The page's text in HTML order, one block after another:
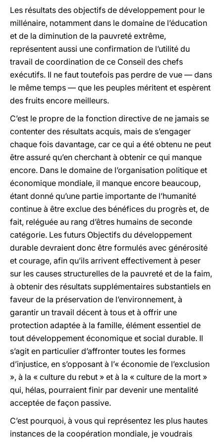
Les résultats des objectifs de développement pour le
millénaire, notamment dans le domaine de l’éducation
et de la diminution de la pauvreté extrême,
représentent aussi une confirmation de l’utilité du
travail de coordination de ce Conseil des chefs
exécutifs. Il ne faut toutefois pas perdre de vue — dans
le même temps — que les peuples méritent et espèrent
des fruits encore meilleurs.
C’est le propre de la fonction directive de ne jamais se
contenter des résultats acquis, mais de s’engager
chaque fois davantage, car ce qui a été obtenu ne peut
être assuré qu’en cherchant à obtenir ce qui manque
encore. Dans le domaine de l’organisation politique et
économique mondiale, il manque encore beaucoup,
étant donné qu’une partie importante de l’humanité
continue à être exclue des bénéfices du progrès et, de
fait, reléguée au rang d’êtres humains de seconde
catégorie. Les futurs Objectifs du développement
durable devraient donc être formulés avec générosité
et courage, afin qu’ils arrivent effectivement à peser
sur les causes structurelles de la pauvreté et de la faim,
à obtenir des résultats supplémentaires substantiels en
faveur de la préservation de l’environnement, à
garantir un travail décent à tous et à offrir une
protection adaptée à la famille, élément essentiel de
tout développement économique et social durable. Il
s’agit en particulier d’affronter toutes les formes
d’injustice, en s’opposant à l’« économie de l’exclusion
», à la « culture du rebut » et à la « culture de la mort »
qui, hélas, pourraient finir par devenir une mentalité
acceptée de façon passive.
C’est pourquoi, à vous qui représentez les plus hautes
instances de la coopération mondiale, je voudrais